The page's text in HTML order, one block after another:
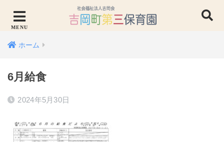
ホーム
6月給食
2024年5月30日